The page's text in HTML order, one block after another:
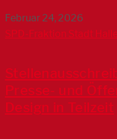
Februar 24, 2026
SPD-Fraktion Stadt
Presse- und
Design in Teilzeit